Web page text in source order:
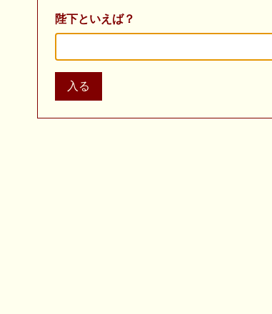
陛下といえば？
入る